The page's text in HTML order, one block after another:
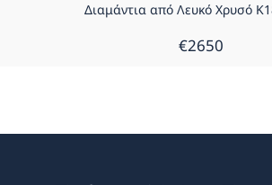
Διαμάντια από Λευκό Χρυσό
€2650